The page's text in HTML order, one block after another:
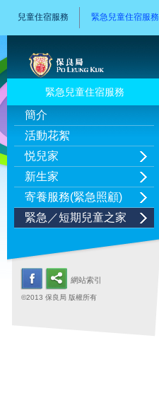
兒童住宿服務 緊急兒童住宿服務
緊急兒童住宿服務
簡介
活動花絮
悦兒家
新生家
寄養服務(緊急照顧)
緊急／短期兒童之家
網站索引
©2013 保良局 版權所有